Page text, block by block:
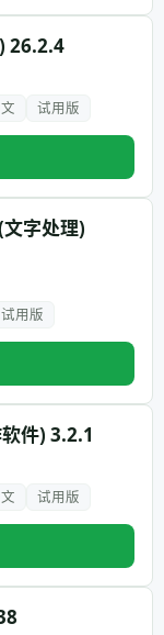
26.2.4
试用版
字处理)
试用版
件) 3.2.1
试用版